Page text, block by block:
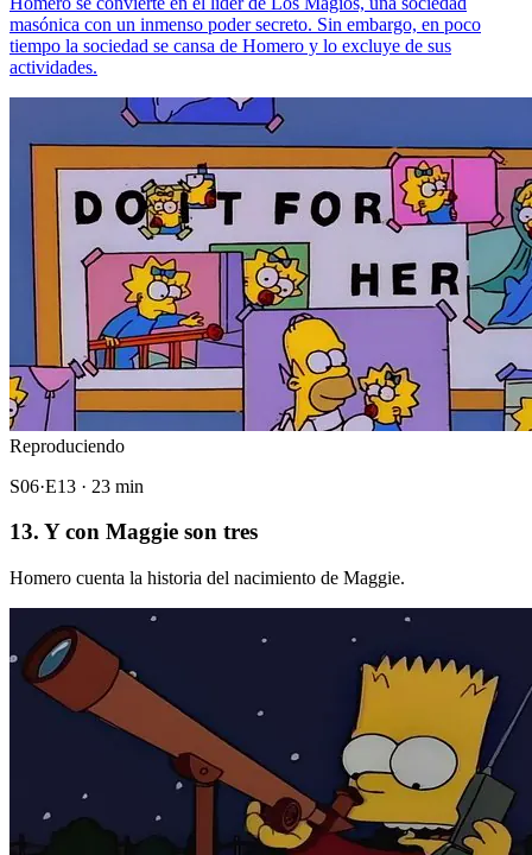
masónica con un inmenso poder secreto. Sin embargo, en poco
tiempo la sociedad se cansa de Homero y lo excluye de sus
actividades.
Reproduciendo
S06·E13 · 23 min
13. Y con Maggie son tres
Homero cuenta la historia del nacimiento de Maggie.